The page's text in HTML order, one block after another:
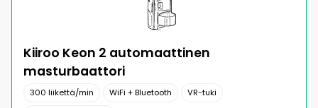
Kiiroo Keon 2 automaattinen
masturbaattori
300 liikettä/min WiFi + Bluetooth
VR-tuki